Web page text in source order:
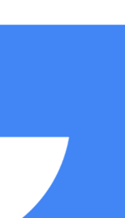
Cadena 3